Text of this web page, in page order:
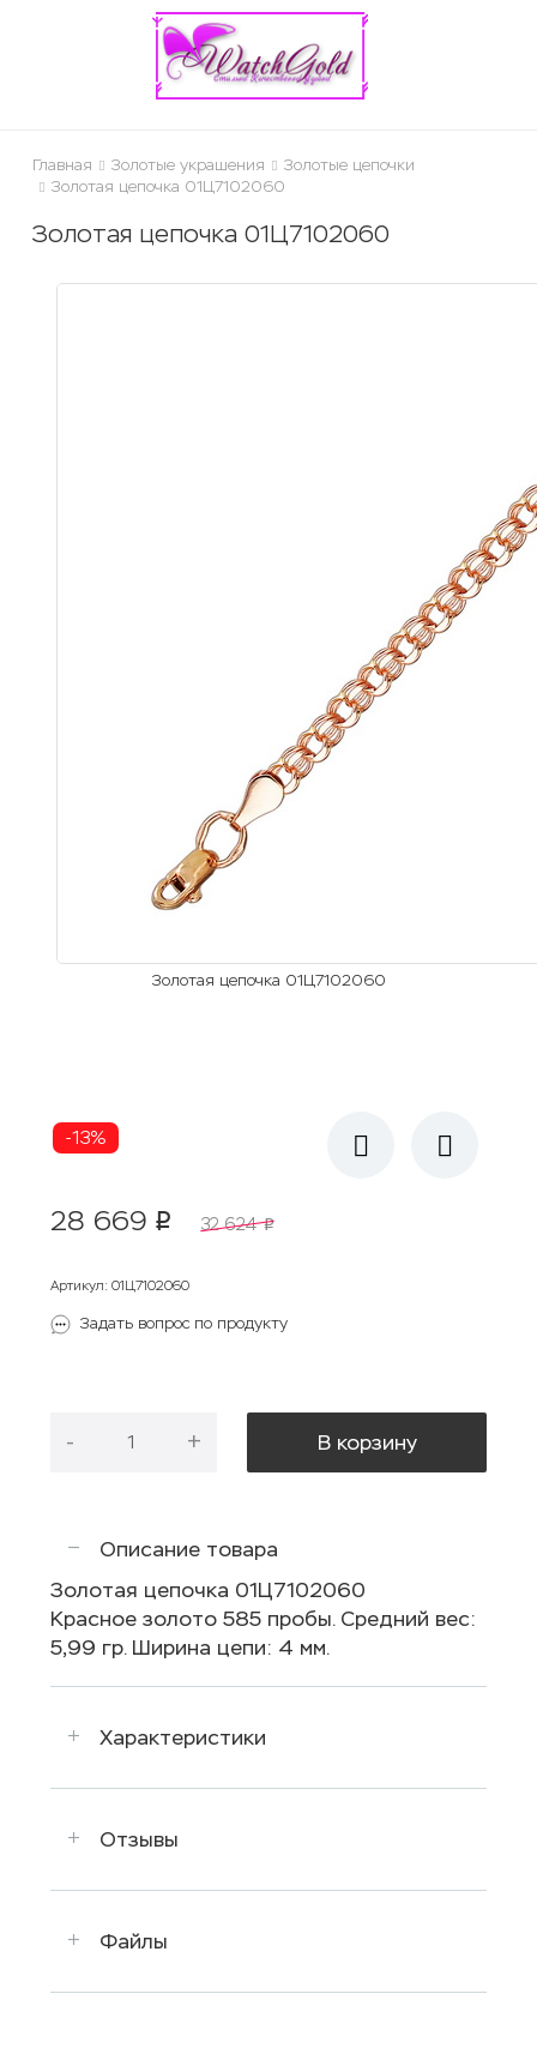
Главная Золотые украшения
Золотые цепочки
Золотая цепочка 01Ц7102060
Золотая цепочка 01Ц7102060
Золотая цепочка 01Ц7102060
-13%
28 669 p 32 624 p
Артикул: 01Ц7102060
Задать вопрос по продукту
- + В корзину
Описание товара
Золотая цепочка 01Ц7102060
Красное золото 585 пробы. Средний вес:
5,99 гр. Ширина цепи: 4 мм.
Характеристики
Отзывы
Файлы